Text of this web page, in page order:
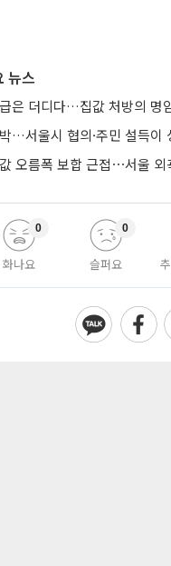
뉴스
은 더디다…집값 처방의 명
화나요
0
슬퍼요
0